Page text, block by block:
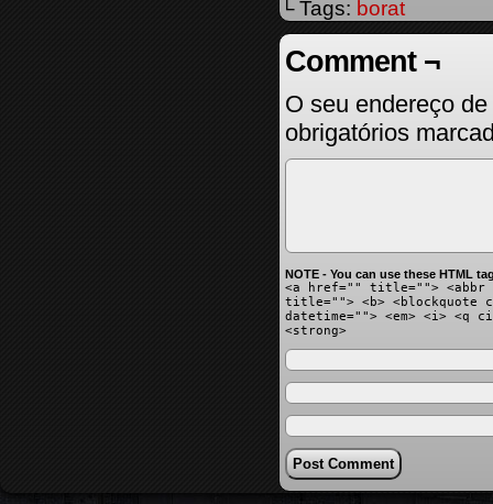
└ Tags: borat
Comment ¬
O seu endereço
obrigatórios
NOTE - You can use these HTML
<a href="" title=""> <abbr
title=""> <b> <blockquote
datetime=""> <em> <i> <q
<strong>